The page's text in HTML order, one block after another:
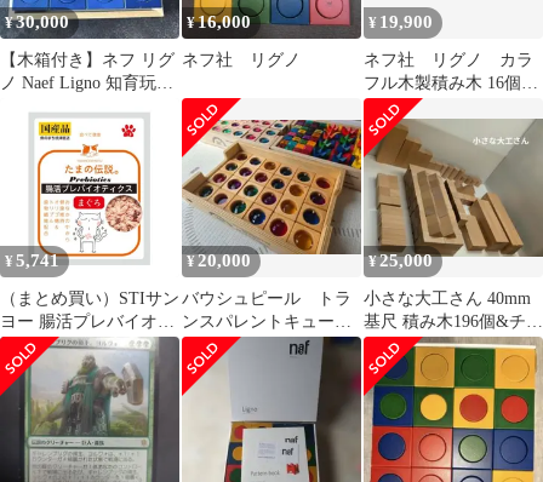
¥30,000
【木箱付き】ネフ リグ
ノ Naef Ligno 知育玩具
¥16,000
ネフ社 リグノ
¥ 19,900
ネフ社 リグノ カラ
フル木製積み木 16個セ
ット
¥ 5,741
（まとめ買い）STIサン
ヨー 腸活プレバイオテ
ィクス まぐろ 35g 猫用
フード 【×32セット】
¥20,000
バウシュピール トラ
ンスパレントキュー
ブ 新品箱付 5cm基
尺 積み木
¥ 25,000
小さな大工さん 40mm
基尺 積み木196個&チェ
ローナ木箱